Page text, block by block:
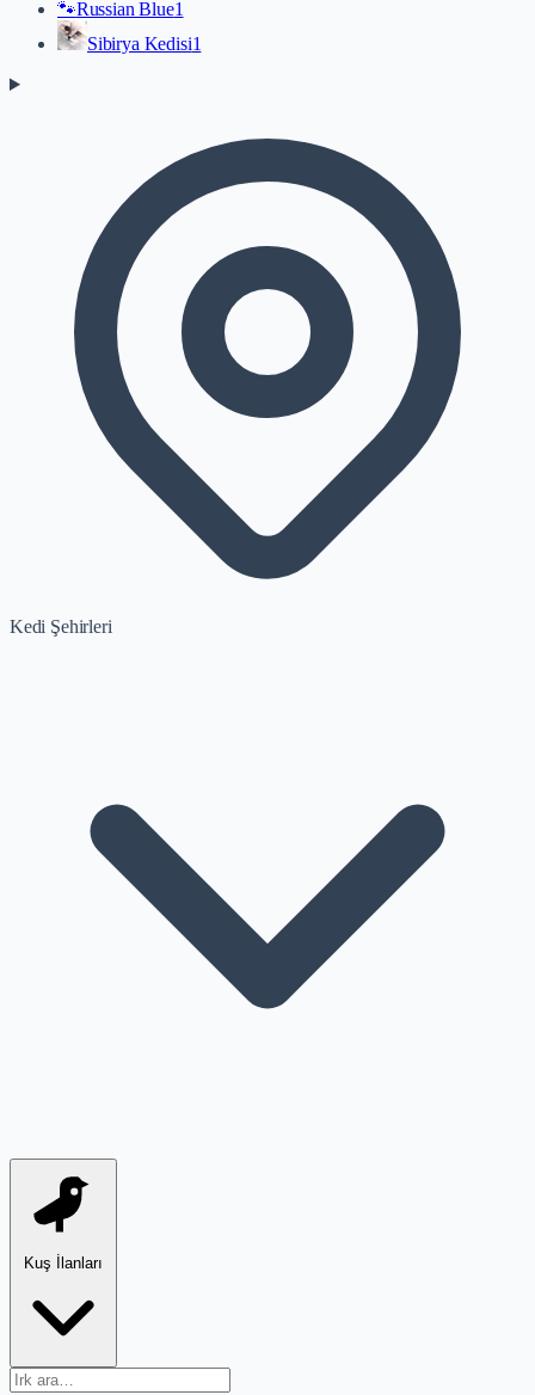
🐾Russian Blue1
Sibirya Kedisi1
Kedi Şehirleri
Kuş İlanları